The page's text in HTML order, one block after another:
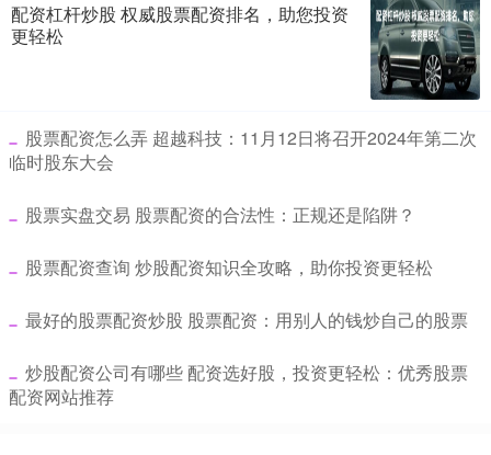
配资杠杆炒股 权威股票配资排名，助您投资
更轻松
​股票配资怎么弄 超越科技：11月12日将召开2024年第二次
临时股东大会
​股票实盘交易 股票配资的合法性：正规还是陷阱？
​股票配资查询 炒股配资知识全攻略，助你投资更轻松
​最好的股票配资炒股 股票配资：用别人的钱炒自己的股票
​炒股配资公司有哪些 配资选好股，投资更轻松：优秀股票
配资网站推荐